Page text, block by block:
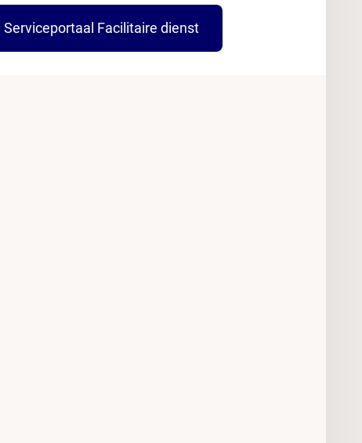
Serviceportaal Facilitaire dienst